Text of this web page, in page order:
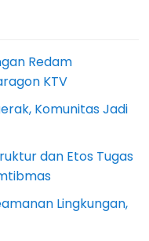
Redam
KTV
Komunitas Jadi
dan Etos Tugas
Lingkungan,